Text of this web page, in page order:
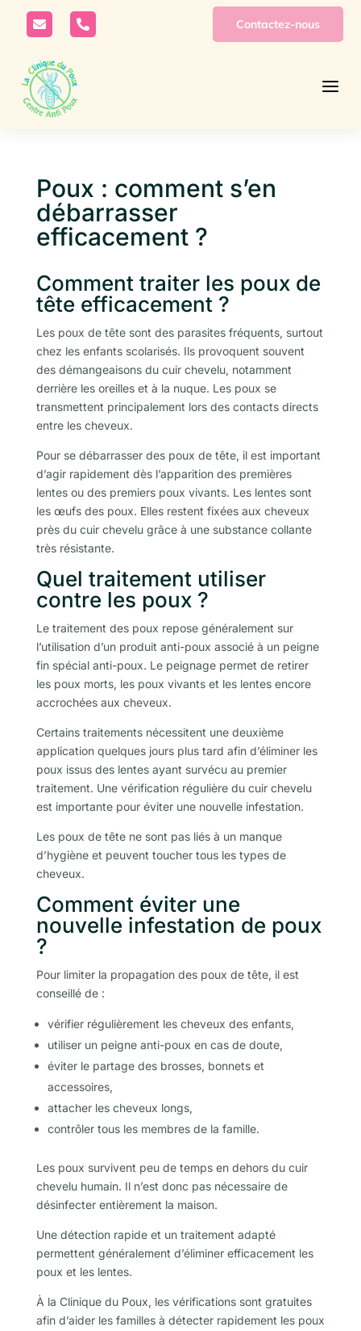
  Contactez-nous
a
Poux : comment s’en
débarrasser
efficacement ?
Comment traiter les poux de
tête efficacement ?
Les poux de tête sont des parasites fréquents, surtout
chez les enfants scolarisés. Ils provoquent souvent
des démangeaisons du cuir chevelu, notamment
derrière les oreilles et à la nuque. Les poux se
transmettent principalement lors des contacts directs
entre les cheveux.
Pour se débarrasser des poux de tête, il est important
d’agir rapidement dès l’apparition des premières
lentes ou des premiers poux vivants. Les lentes sont
les œufs des poux. Elles restent fixées aux cheveux
près du cuir chevelu grâce à une substance collante
très résistante.
Quel traitement utiliser
contre les poux ?
Le traitement des poux repose généralement sur
l’utilisation d’un produit anti-poux associé à un peigne
fin spécial anti-poux. Le peignage permet de retirer
les poux morts, les poux vivants et les lentes encore
accrochées aux cheveux.
Certains traitements nécessitent une deuxième
application quelques jours plus tard afin d’éliminer les
poux issus des lentes ayant survécu au premier
traitement. Une vérification régulière du cuir chevelu
est importante pour éviter une nouvelle infestation.
Les poux de tête ne sont pas liés à un manque
d’hygiène et peuvent toucher tous les types de
cheveux.
Comment éviter une
nouvelle infestation de poux
?
Pour limiter la propagation des poux de tête, il est
conseillé de :
vérifier régulièrement les cheveux des enfants,
utiliser un peigne anti-poux en cas de doute,
éviter le partage des brosses, bonnets et
accessoires,
attacher les cheveux longs,
contrôler tous les membres de la famille.
Les poux survivent peu de temps en dehors du cuir
chevelu humain. Il n’est donc pas nécessaire de
désinfecter entièrement la maison.
Une détection rapide et un traitement adapté
permettent généralement d’éliminer efficacement les
poux et les lentes.
À la Clinique du Poux, les vérifications sont gratuites
afin d’aider les familles à détecter rapidement les poux